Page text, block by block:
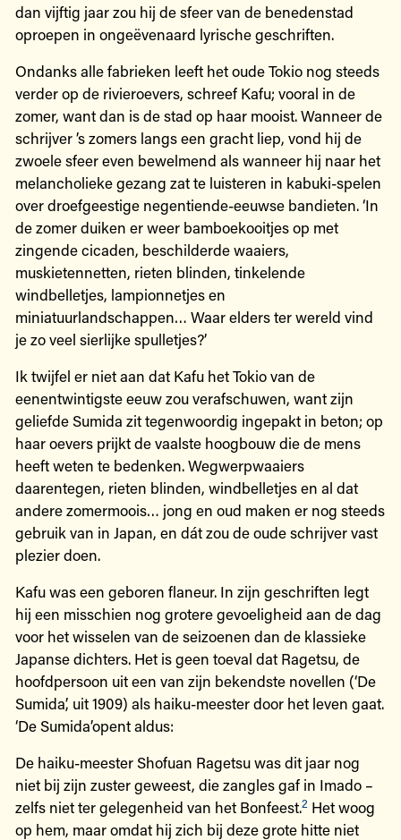
dan vijftig jaar zou hij de sfeer van de benedenstad
oproepen in ongeëvenaard lyrische geschriften.
Ondanks alle fabrieken leeft het oude Tokio nog steeds
verder op de rivieroevers, schreef Kafu; vooral in de
zomer, want dan is de stad op haar mooist. Wanneer de
schrijver ’s zomers langs een gracht liep, vond hij de
zwoele sfeer even bewelmend als wanneer hij naar het
melancholieke gezang zat te luisteren in kabuki-spelen
over droefgeestige negentiende-eeuwse bandieten. ‘In
de zomer duiken er weer bamboekooitjes op met
zingende cicaden, beschilderde waaiers,
muskietennetten, rieten blinden, tinkelende
windbelletjes, lampionnetjes en
miniatuurlandschappen… Waar elders ter wereld vind
je zo veel sierlijke spulletjes?’
Ik twijfel er niet aan dat Kafu het Tokio van de
eenentwintigste eeuw zou verafschuwen, want zijn
geliefde Sumida zit tegenwoordig ingepakt in beton; op
haar oevers prijkt de vaalste hoogbouw die de mens
heeft weten te bedenken. Wegwerpwaaiers
daarentegen, rieten blinden, windbelletjes en al dat
andere zomermoois… jong en oud maken er nog steeds
gebruik van in Japan, en dát zou de oude schrijver vast
plezier doen.
Kafu was een geboren flaneur. In zijn geschriften legt
hij een misschien nog grotere gevoeligheid aan de dag
voor het wisselen van de seizoenen dan de klassieke
Japanse dichters. Het is geen toeval dat Ragetsu, de
hoofdpersoon uit een van zijn bekendste novellen (‘De
Sumida’, uit 1909) als haiku-meester door het leven gaat.
‘De Sumida’opent aldus:
De haiku-meester Shofuan Ragetsu was dit jaar nog
niet bij zijn zuster geweest, die zangles gaf in Imado –
zelfs niet ter gelegenheid van het Bonfeest.2Het woog
op hem, maar omdat hij zich bij deze grote hitte niet